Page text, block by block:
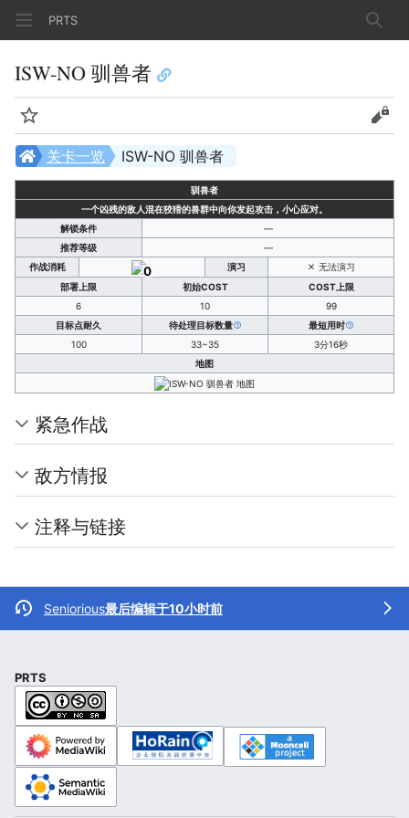
PRTS 搜索
ISW-NO 驯兽者
监视 查看
ISW-NO 驯兽者
关卡一览
驯兽者
一个凶残的敌人混在狡猾的兽群中向你发起攻击，小心应对。
解锁条件
—
推荐等级
—
作战消耗
0 演习
无法演习
部署上限
初始COST
COST上限
6
10
99
目标点耐久
待处理目标数量
最短用时
100
33~35
3分16秒
地图
紧急作战
敌方情报
注释与链接
Seniorious最后编辑于10小时前
PRTS